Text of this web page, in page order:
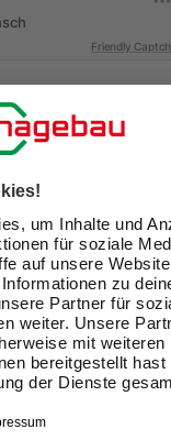
Friendly
zugeschnittene
von
meiner
, die E-Mail-
Mail-Umgangs
und Analyse
umfasst,
kann ich
meines